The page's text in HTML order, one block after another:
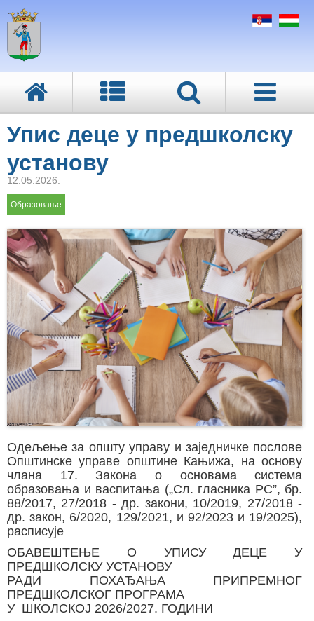
Упис деце у предшколску
установу
12.05.2026.
Образовање
Одељење за општу управу и заједничке послове
Општинске управе општине Кањижа, на основу
члана 17. Закона о основама система
образовања и васпитања („Сл. гласника РС”, бр.
88/2017, 27/2018 - др. закони, 10/2019, 27/2018 -
др. закон, 6/2020, 129/2021, и 92/2023 и 19/2025),
расписује
ОБАВЕШТЕЊЕ О УПИСУ ДЕЦЕ У
ПРЕДШКОЛСКУ УСТАНОВУ
РАДИ ПОХАЂАЊА ПРИПРЕМНОГ
ПРЕДШКОЛСКОГ ПРОГРАМА
У ШКОЛСКОЈ 2026/2027. ГОДИНИ